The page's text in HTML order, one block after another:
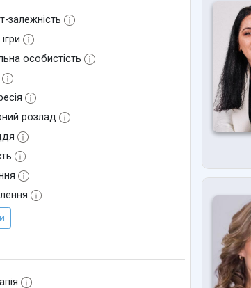
залежність
особистість
розлад